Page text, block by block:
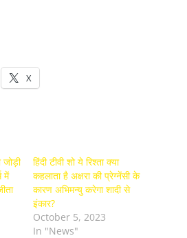
X
जोड़ी
में
हिंदी टीवी शो ये रिश्ता क्या
कहलाता है अक्षरा की प्रेग्नेंसी के
कारण अभिमन्यु करेगा शादी से
इंकार?
October 5, 2023
In "News"